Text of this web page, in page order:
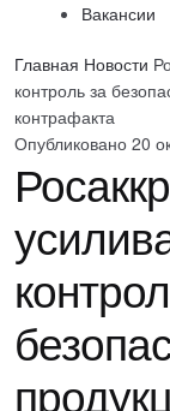
Вакансии
Главная Новости
контроль за
контрафакта
Опубликовано 20